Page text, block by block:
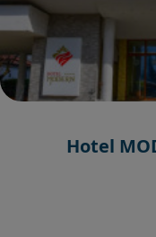
Hotel